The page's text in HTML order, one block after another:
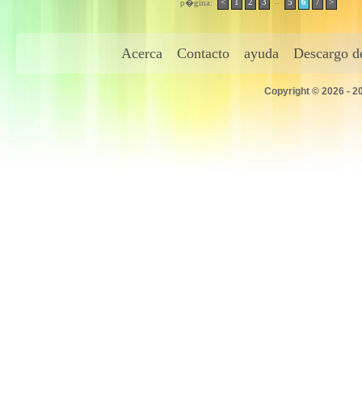
p�gina:
Acerca Contacto ayuda Descargo
Copyright © 2026 -